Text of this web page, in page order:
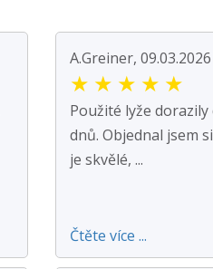
A.Greiner, 09.03.2026
★ ★ ★ ★ ★
Použité lyže
dnů. Objednal jsem
je skvělé, ...
Čtěte více ...